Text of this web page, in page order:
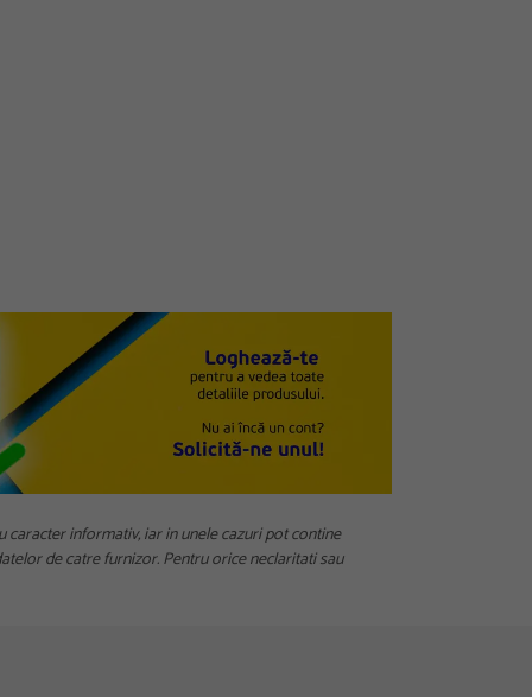
caracter informativ, iar in unele cazuri pot contine
de catre furnizor. Pentru orice neclaritati sau